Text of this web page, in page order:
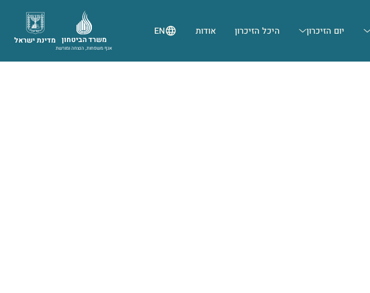
יום הזיכרון היכל הזיכרון אודות EN
מדינת ישראל משרד הביטחון
אגף משפחות, הנצחה ומורשת